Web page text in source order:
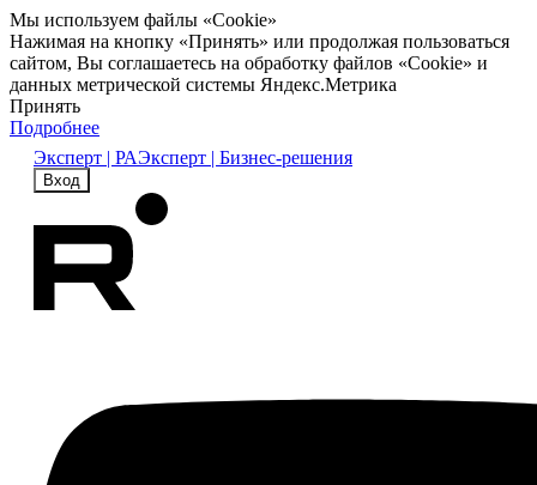
Мы используем файлы «Cookie»
Нажимая на кнопку «Принять» или продолжая пользоваться
сайтом, Вы соглашаетесь на обработку файлов «Cookie» и
данных метрической системы Яндекс.Метрика
Принять
Подробнее
Эксперт | РАЭксперт | Бизнес-решения
Вход